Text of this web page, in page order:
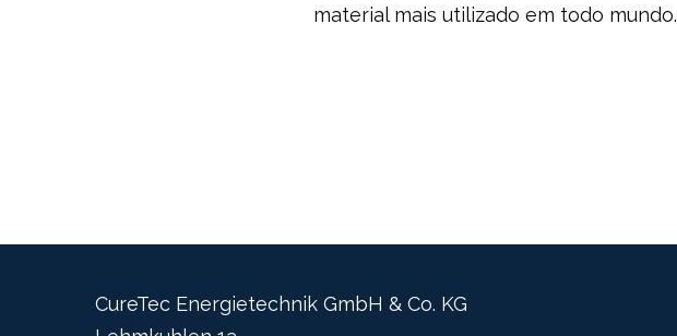
material mais utilizado em todo mundo.
CureTec Energietechnik GmbH & Co. KG